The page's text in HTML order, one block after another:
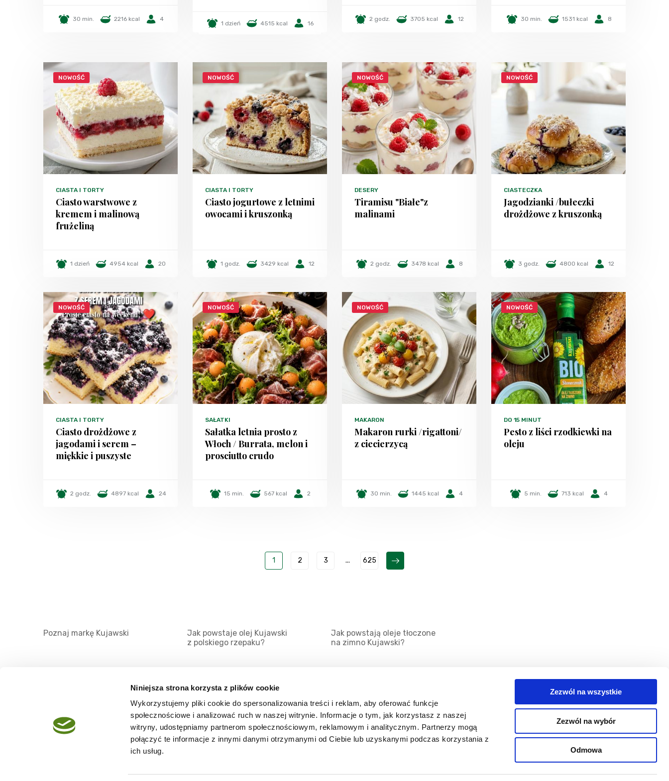
Niniejsza strona korzysta z plików cookie
Wykorzystujemy pliki cookie do spersonalizowania treści i reklam, aby oferować funkcje
społecznościowe i analizować ruch w naszej witrynie. Informacje o tym, jak korzystasz z naszej
witryny, udostępniamy partnerom społecznościowym, reklamowym i analitycznym. Partnerzy mogą
połączyć te informacje z innymi danymi otrzymanymi od Ciebie lub uzyskanymi podczas korzystania z
ich usług.
Zezwól na wszystkie
Zezwól na wybór
Odmowa
30 min. 2216 kcal 4
1 dzień 4515 kcal 16
2 godz. 3705 kcal 12 30 min. 1531 kcal 8
NOWOŚĆ
CIASTA I TORTY
Ciasto warstwowe z
kremem i malinową
frużeliną
1 dzień 4954 kcal 20
NOWOŚĆ
CIASTA I TORTY
Ciasto jogurtowe z letnimi
owocami i kruszonką
1 godz. 3429 kcal 12
NOWOŚĆ
DESERY
Tiramisu "Białe"z
malinami
2 godz. 3478 kcal 8
NOWOŚĆ
CIASTECZKA
Jagodzianki /bułeczki
drożdżowe z kruszonką
3 godz. 4800 kcal 12
NOWOŚĆ
CIASTA I TORTY
Ciasto drożdżowe z
jagodami i serem –
miękkie i puszyste
2 godz. 4897 kcal 24
NOWOŚĆ
SAŁATKI
Sałatka letnia prosto z
Włoch / Burrata, melon i
prosciutto crudo
15 min. 567 kcal 2
NOWOŚĆ
MAKARON
Makaron rurki /rigattoni/
z ciecierzycą
30 min. 1445 kcal 4
NOWOŚĆ
DO 15 MINUT
Pesto z liści rzodkiewki na
oleju
5 min. 713 kcal 4
1 2 3 ... 625
Poznaj markę Kujawski
Jak powstaje olej Kujawski
z polskiego rzepaku?
Jak powstają oleje tłoczone
na zimno Kujawski?
Regulamin
Mapa serwisu
Kanały RSS
Porady
Kategorie
Kontakt
Zaloguj się